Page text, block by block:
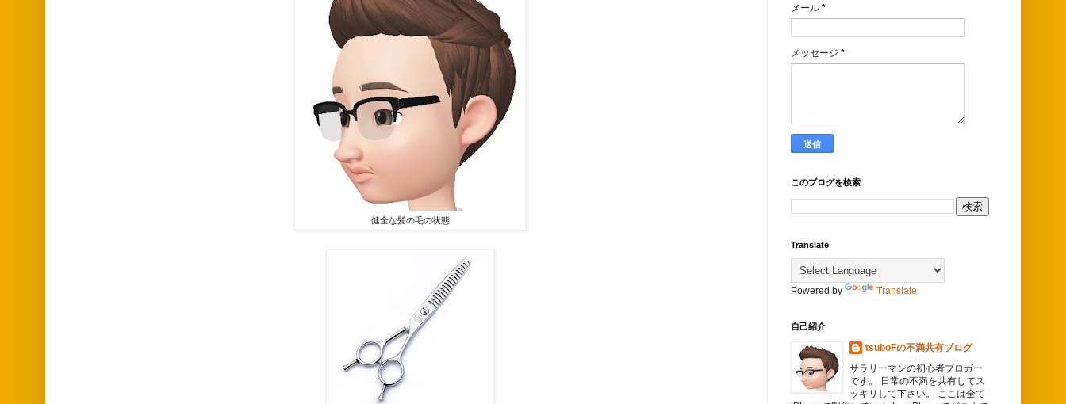
健全な髪の毛の状態
メール *
メッセージ *
このブログを検索
Translate
Powered by Translate
自己紹介
tsuboFの不満共有ブログ
サラリーマンの初心者ブロガー
です。 日常の不満を共有してス
ッキリして下さい。 ここは全て